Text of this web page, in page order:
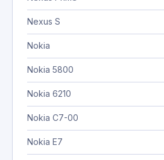
Nexus S
Nokia
Nokia 5800
Nokia 6210
Nokia C7-00
Nokia E7